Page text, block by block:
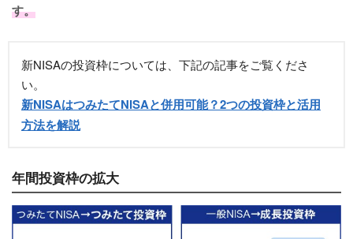
す。
新NISAの投資枠については、下記の記事をご覧くださ
い。
新NISAはつみたてNISAと併用可能？2つの投資枠と活用
方法を解説
年間投資枠の拡大